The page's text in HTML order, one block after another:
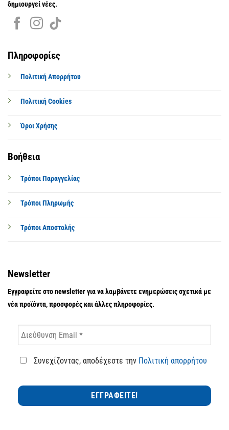
δημιουργεί νέες.
Πληροφορίες
Πολιτική Απορρήτου
Πολιτική Cookies
Όροι Χρήσης
Βοήθεια
Τρόποι Παραγγελίας
Τρόποι Πληρωμής
Τρόποι Αποστολής
Newsletter
Εγγραφείτε στο newsletter για να λαμβάνετε ενημερώσεις σχετικά με
νέα προϊόντα, προσφορές και άλλες πληροφορίες.
Συνεχίζοντας, αποδέχεστε την Πολιτική απορρήτου